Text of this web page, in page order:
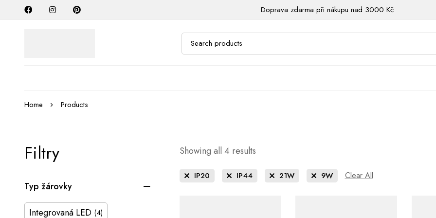
Doprava zdarma při nákupu nad 3000 Kč
Home Products
Filtry
Typ žárovky
Integrovaná LED (4)
Showing all 4 results
IP20 IP44 21W 9W Clear All